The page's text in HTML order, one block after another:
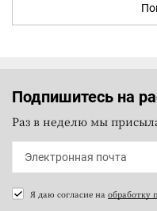
Подпишитесь на
Раз в неделю мы
Я даю согласие на обработку